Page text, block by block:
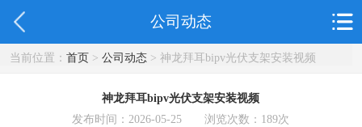
公司动态
当前位置： 首页> 公司动态> 神龙拜耳bipv光伏支架安装视频
神龙拜耳bipv光伏支架安装视频
发布时间：2026-05-25 浏览次数： 189次